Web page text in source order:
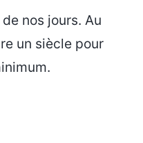
nos jours. Au
un siècle pour